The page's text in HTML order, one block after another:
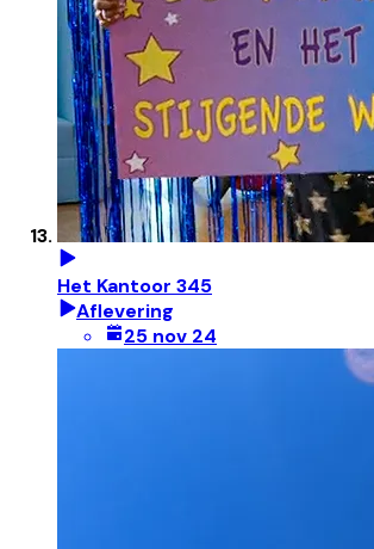
Het Kantoor 345
Aflevering
25 nov 24